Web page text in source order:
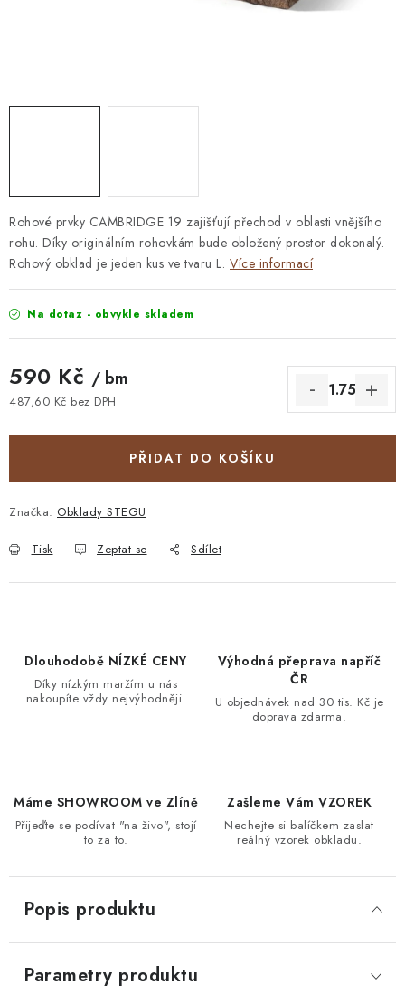
Rohové prvky CAMBRIDGE 19 zajišťují přechod v oblasti vnějšího
rohu. Díky originálním rohovkám bude obložený prostor dokonalý.
Rohový obklad je jeden kus ve tvaru L. Více informací
Na dotaz - obvykle skladem
590 Kč / bm
487,60 Kč bez DPH
PŘIDAT DO KOŠÍKU
Značka: Obklady STEGU
Tisk Zeptat se Sdílet
Dlouhodobě NÍZKÉ CENY
Díky nízkým maržím u nás
nakoupíte vždy nejvýhodněji.
Výhodná přeprava napříč
ČR
U objednávek nad 30 tis. Kč je
doprava zdarma.
Máme SHOWROOM ve Zlíně
Přijeďte se podívat "na živo", stojí
to za to.
Zašleme Vám VZOREK
Nechejte si balíčkem zaslat
reálný vzorek obkladu.
Popis produktu
Parametry produktu